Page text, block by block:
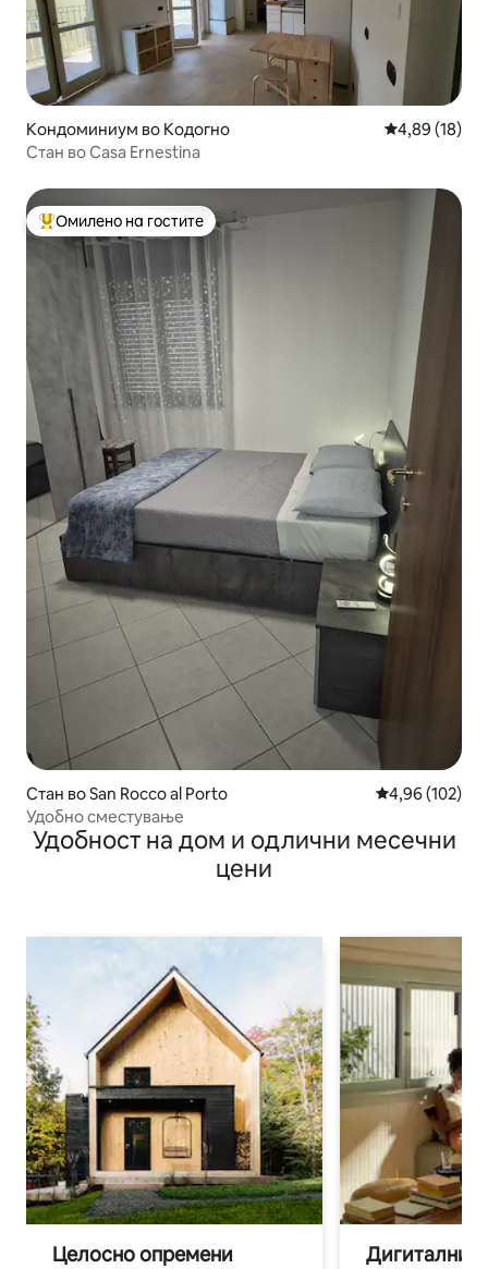
Кондоминиум во Кодогно Просечна
4,89 (18)
Стан во Casa Ernestina
Меѓу најуспешните „Омилени на гостите“
Омилено на гостите
Стан во San Rocco al Porto Просечна
4,96 (102)
Удобно сместување
Удобност на дом и одлични месечни
цени
Целосно опремени
Дигитални